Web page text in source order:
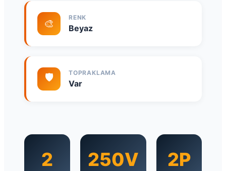
🎨 RENK
Beyaz
🛡️ TOPRAKLAMA
Var
2 250V 2P